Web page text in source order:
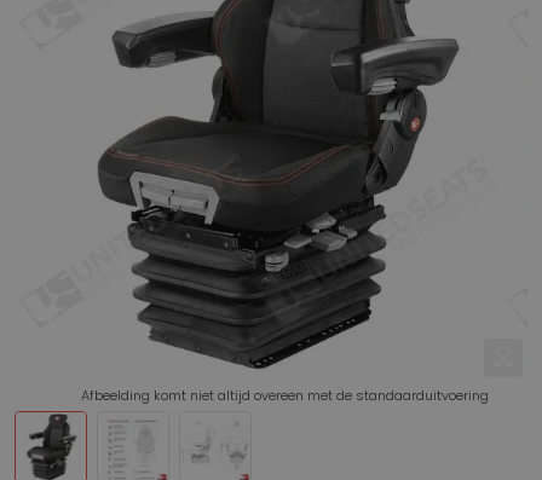
Afbeelding komt niet altijd overeen met de standaarduitvoering